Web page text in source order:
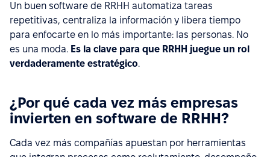
Un buen software de RRHH automatiza tareas
repetitivas, centraliza la información y libera tiempo
para enfocarte en lo más importante: las personas. No
es una moda. Es la clave para que RRHH juegue un rol
verdaderamente estratégico.
¿Por qué cada vez más empresas
invierten en software de RRHH?
Cada vez más compañías apuestan por herramientas